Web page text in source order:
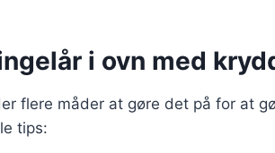
i ovn med
flere måder at gøre det på for at
tips: